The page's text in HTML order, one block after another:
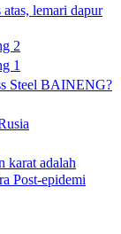
lemari dapur
2
1
Steel BAINENG?
karat adalah
Post-epidemi